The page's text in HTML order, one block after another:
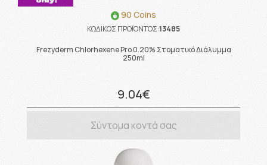
90 Coins
ΚΩΔΙΚΟΣ ΠΡΟΪΟΝΤΟΣ:13485
Frezyderm Chlorhexene Pro 0.20% Στοματικό Διάλυμμα
250ml
9.04€
Σύντομα κοντά σας